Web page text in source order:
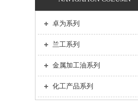
卓为系列
兰工系列
金属加工油系列
化工产品系列